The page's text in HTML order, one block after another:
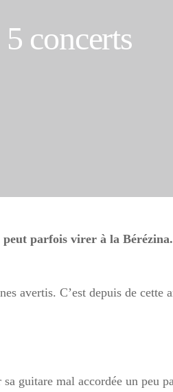
concerts
peut parfois virer à la
avertis. C’est depuis de cette
guitare mal accordée un peu